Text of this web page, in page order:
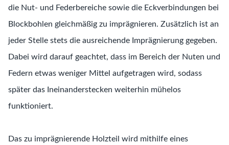
die Nut- und Federbereiche sowie die Eckverbindungen bei
Blockbohlen gleichmäßig zu imprägnieren. Zusätzlich ist an
jeder Stelle stets die ausreichende Imprägnierung gegeben.
Dabei wird darauf geachtet, dass im Bereich der Nuten und
Federn etwas weniger Mittel aufgetragen wird, sodass
später das Ineinanderstecken weiterhin mühelos
funktioniert.
Das zu imprägnierende Holzteil wird mithilfe eines